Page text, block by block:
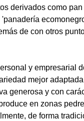
derivados como
de con otros
y empresarial
mejor
generosa y con
en zonas
de forma